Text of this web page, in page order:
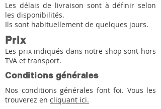
Les délais de livraison sont à définir selon
les disponibilités.
Ils sont habituellement de quelques jours.
Prix
Les prix indiqués dans notre shop sont hors
TVA et transport.
Conditions générales
Nos conditions générales font foi. Vous les
trouverez en cliquant ici.